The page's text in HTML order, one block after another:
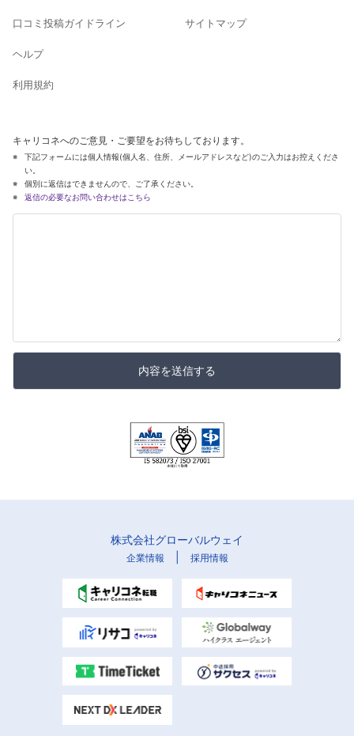
口コミ投稿ガイドライン
ヘルプ
利用規約
サイトマップ
キャリコネへのご意見・ご要望をお待ちしております。
下記フォームには個人情報(個人名、住所、メールアドレスなど)のご入力はお控えくださ
い。
個別に返信はできませんので、ご了承ください。
返信の必要なお問い合わせはこちら
内容を送信する
株式会社グローバルウェイ
企業情報 採用情報